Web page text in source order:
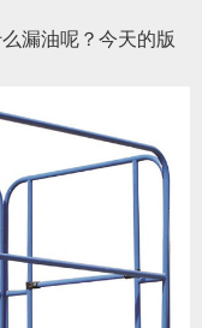
漏油呢？今天的版